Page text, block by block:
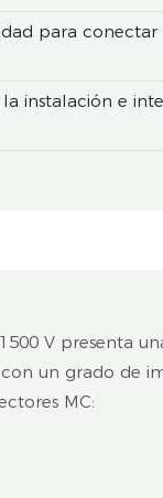
para
e
V presenta
un grado de
MC: